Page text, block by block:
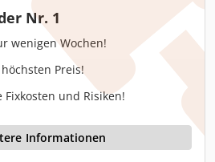
Nr. 1
wenigen Wochen!
Preis!
und Risiken!
Informationen